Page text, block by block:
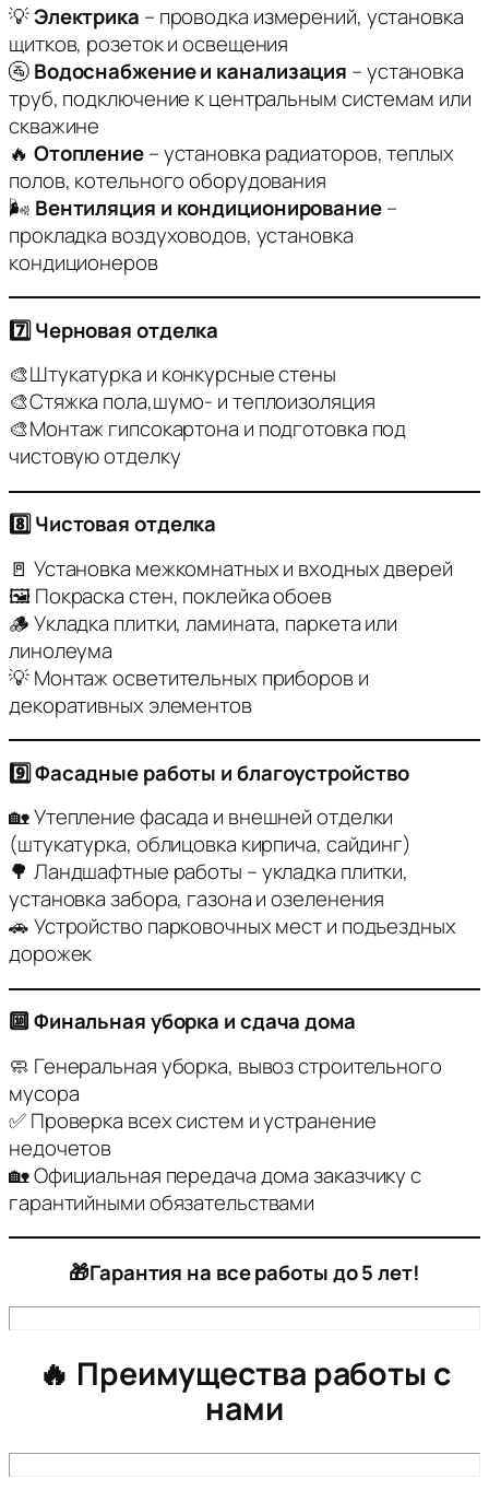
💡Электрика – проводка измерений, установка
щитков, розеток и освещения
🚰Водоснабжение и канализация – установка
труб, подключение к центральным системам или
скважине
🔥 Отопление– установка радиаторов, теплых
полов, котельного оборудования
🌬 Вентиляция и кондиционирование–
прокладка воздуховодов, установка
кондиционеров
7️⃣ Черновая отделка
🎨Штукатурка и конкурсные стены
🎨Стяжка пола,шумо- и теплоизоляция
🎨Монтаж гипсокартона и подготовка под
чистовую отделку
8️⃣ Чистовая отделка
🚪 Установка межкомнатных и входных дверей
🖼 Покраска стен, поклейка обоев
🪵 Укладка плитки, ламината, паркета или
линолеума
💡 Монтаж осветительных приборов и
декоративных элементов
9️⃣ Фасадные работы и благоустройство
🏡 Утепление фасада и внешней отделки
(штукатурка, облицовка кирпича, сайдинг)
🌳 Ландшафтные работы – укладка плитки,
установка забора, газона и озеленения
🚗 Устройство парковочных мест и подъездных
дорожек
🔟 Финальная уборка и сдача дома
🧼 Генеральная уборка, вывоз строительного
мусора
✅ Проверка всех систем и устранение
недочетов
🏡 Официальная передача дома заказчику с
гарантийными обязательствами
🎁Гарантия на все работы до 5 лет!
🔥 Преимущества работы с
нами